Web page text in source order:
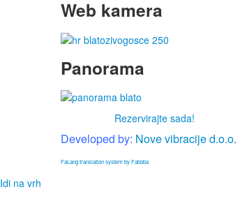
Web kamera
Panorama
Rezervirajte sada!
Developed by: Nove vibracije d.o.o.
FaLang translation system by Faboba
Idi na vrh